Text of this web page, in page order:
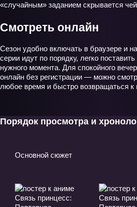
«случайным» заданием скрывается
Смотреть онлайн
Сезон удобно включать в браузере и
серии идут по порядку, легко
нужного момента. Для спокойного
онлайн без регистрации — можно
любое время и быстро возвращаться
Порядок просмотра и
Основной сюжет